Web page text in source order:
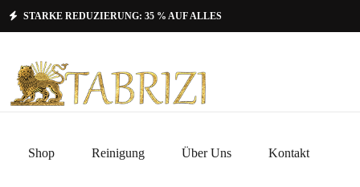
STARKE REDUZIERUNG: 35 % AUF ALLES
Shop Reinigung Über Uns Kontakt